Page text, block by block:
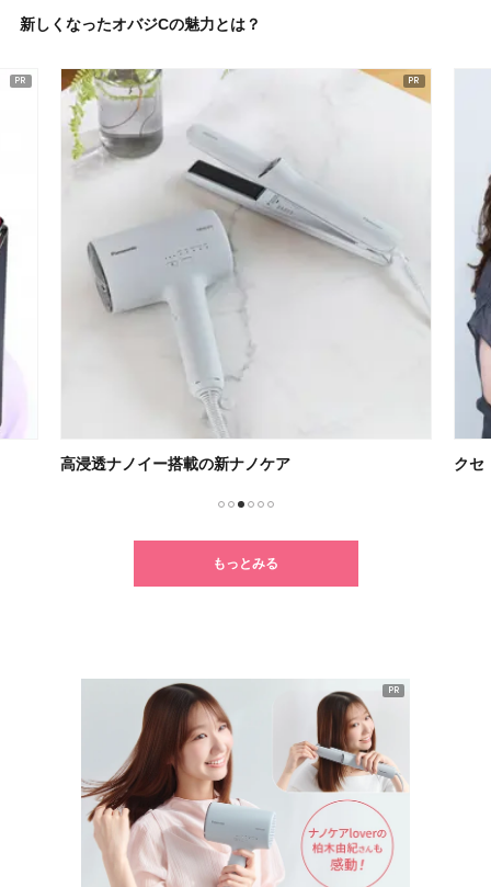
新しくなったオバジCの魅力とは？
高浸透ナノイー搭載の新ナノケア クセ・う
もっとみる
PR